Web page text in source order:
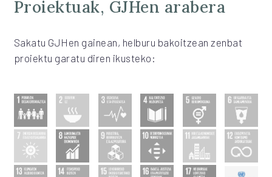
Proiektuak, GJHen arabera
Sakatu GJHen gainean, helburu bakoitzean zenbat
proiektu garatu diren ikusteko: